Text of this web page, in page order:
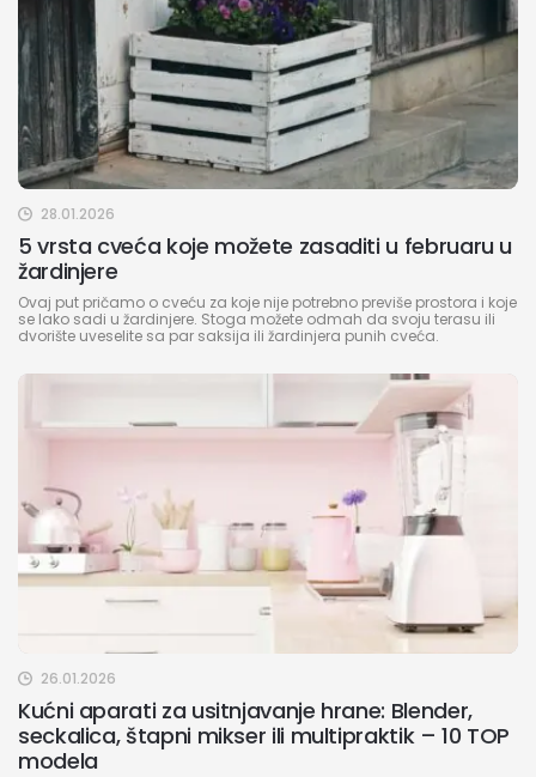
28.01.2026
5 vrsta cveća koje možete zasaditi u februaru u
žardinjere
Ovaj put pričamo o cveću za koje nije potrebno previše prostora i koje
se lako sadi u žardinjere. Stoga možete odmah da svoju terasu ili
dvorište uveselite sa par saksija ili žardinjera punih cveća.
26.01.2026
Kućni aparati za usitnjavanje hrane: Blender,
seckalica, štapni mikser ili multipraktik – 10 TOP
modela